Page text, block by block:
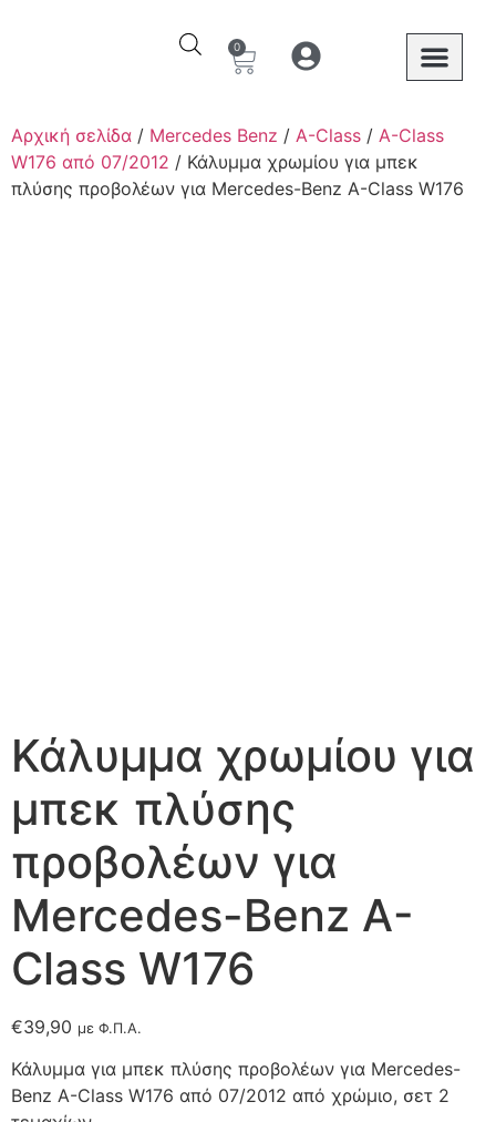
0
Αρχική σελίδα / Mercedes Benz / A-Class / A-Class
W176 από 07/2012 / Κάλυμμα χρωμίου για μπεκ
πλύσης προβολέων για Mercedes-Benz A-Class W176
Κάλυμμα χρωμίου για
μπεκ πλύσης
προβολέων για
Mercedes-Benz A-
Class W176
€39,90 με Φ.Π.Α.
Κάλυμμα για μπεκ πλύσης προβολέων για Mercedes-
Benz A-Class W176 από 07/2012 από χρώμιο, σετ 2